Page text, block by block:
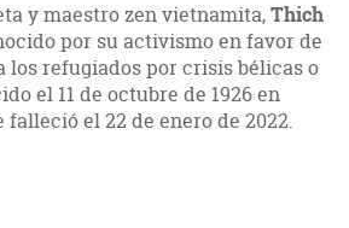
y maestro zen vietnamita,Thich
por su activismo en favor de
los refugiados por crisis bélicas o
el 11 de octubre de 1926 en
el 22 de enero de 2022.